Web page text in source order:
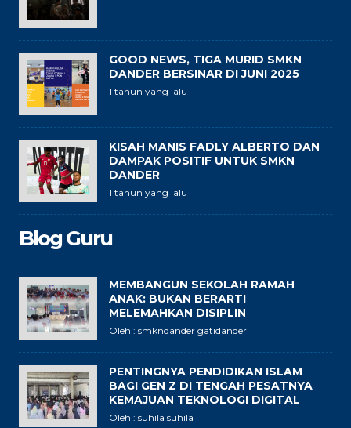
GOOD NEWS, TIGA MURID SMKN
DANDER BERSINAR DI JUNI 2025
1 tahun yang lalu
KISAH MANIS FADLY ALBERTO DAN
DAMPAK POSITIF UNTUK SMKN
DANDER
1 tahun yang lalu
Blog Guru
MEMBANGUN SEKOLAH RAMAH
ANAK: BUKAN BERARTI
MELEMAHKAN DISIPLIN
Oleh : smkndander gatidander
PENTINGNYA PENDIDIKAN ISLAM
BAGI GEN Z DI TENGAH PESATNYA
KEMAJUAN TEKNOLOGI DIGITAL
Oleh : suhila suhila